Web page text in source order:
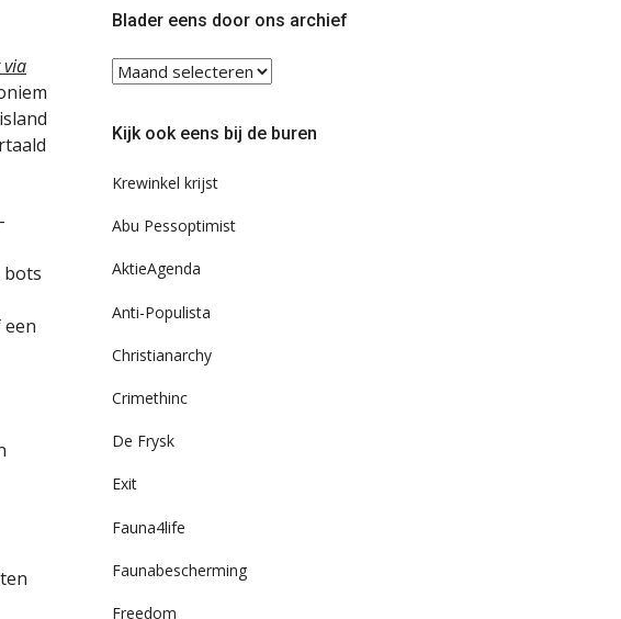
via
bots
TwitterFacebook
Blader eens door ons archief
Blader
eens
ons
Kijk ook eens bij de buren
Krewinkel krijst
Abu Pessoptimist
AktieAgenda
Anti-Populista
Christianarchy
Crimethinc
De Frysk
Exit
Fauna4life
Faunabescherming
Freedom